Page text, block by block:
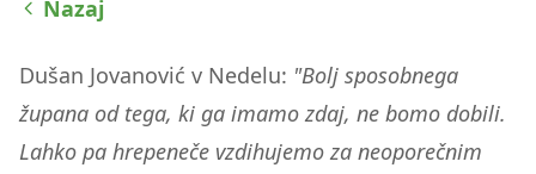
Nazaj
Dušan Jovanović v Nedelu: "Bolj sposobnega
župana od tega, ki ga imamo zdaj, ne bomo dobili.
Lahko pa hrepeneče vzdihujemo za neoporečnim